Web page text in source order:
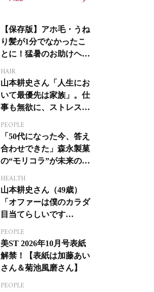
【保存版】アホ毛・うね
り髪が1分でなかったこ
とに！猛暑のお助けヘア
HAIR
山本耕史さん「人生にお
いて最優先は家族」。仕
事も無欲に、ストレスを
PEOPLE
「50代になった今、答え
合わせできた」森永製菓
の“モリコラ”が未来のキ
HEALTH
山本耕史さん（49歳）
「オファーは僕のカラダ
目当てらしいです
ジカルへの挑戦
PEOPLE
美ST 2026年10月号表紙
解禁！【表紙は加藤あい
さん＆菊池風磨さん】
PEOPLE